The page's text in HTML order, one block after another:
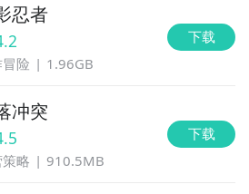
忍者
险 1.96GB
下载
冲突
略 910.5MB
下载